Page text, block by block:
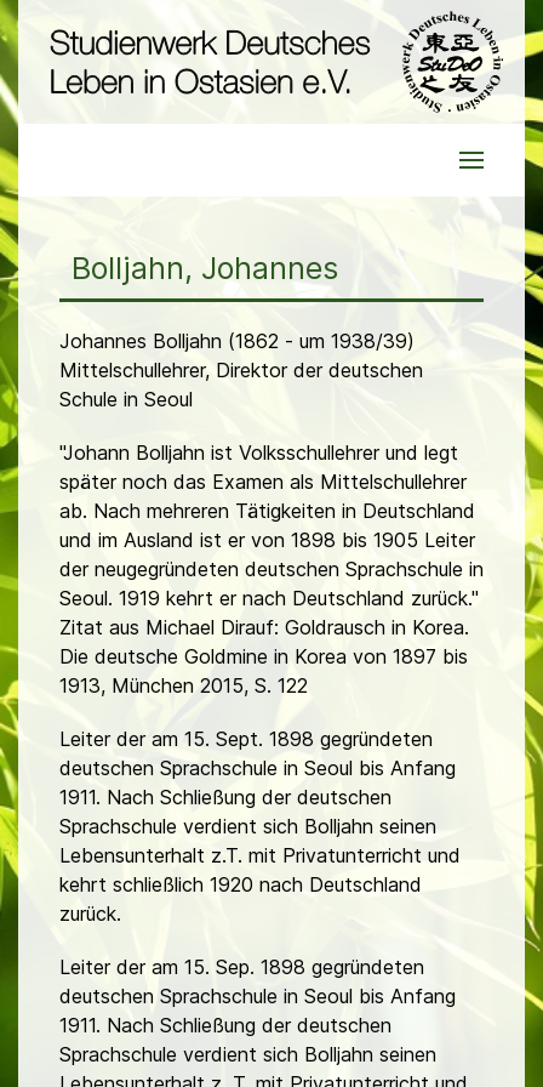
Bolljahn, Johannes
Johannes Bolljahn (1862 - um 1938/39)
Mittelschullehrer, Direktor der deutschen
Schule in Seoul
"Johann Bolljahn ist Volksschullehrer und legt
später noch das Examen als Mittelschullehrer
ab. Nach mehreren Tätigkeiten in Deutschland
und im Ausland ist er von 1898 bis 1905 Leiter
der neugegründeten deutschen Sprachschule in
Seoul. 1919 kehrt er nach Deutschland zurück."
Zitat aus Michael Dirauf: Goldrausch in Korea.
Die deutsche Goldmine in Korea von 1897 bis
1913, München 2015, S. 122
Leiter der am 15. Sept. 1898 gegründeten
deutschen Sprachschule in Seoul bis Anfang
1911. Nach Schließung der deutschen
Sprachschule verdient sich Bolljahn seinen
Lebensunterhalt z.T. mit Privatunterricht und
kehrt schließlich 1920 nach Deutschland
zurück.
Leiter der am 15. Sep. 1898 gegründeten
deutschen Sprachschule in Seoul bis Anfang
1911. Nach Schließung der deutschen
Sprachschule verdient sich Bolljahn seinen